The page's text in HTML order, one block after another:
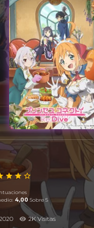
4,00 Sobre 5
2K Visitas